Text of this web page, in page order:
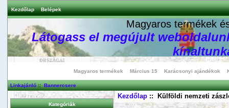
Kezdőlap Belépek
Magyaros termékek
Látogass el megújult
Magyaros termékek Március 15 Karácsonyi ajándékok
Linkajánló::Bannercsere
Kategóriák
Kezdőlap:: Külföldi nemzeti